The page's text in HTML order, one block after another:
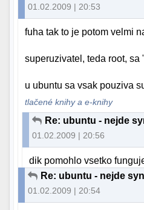
01.02.2009 | 20:53
fuha tak to je potom velmi
superuzivatel, teda root,
u ubuntu sa vsak pouziva
tlačené knihy a e-knihy
Re: ubuntu - nejde
01.02.2009 | 20:56
dik pomohlo vsetko
Re: ubuntu - nejde
01.02.2009 | 20:54